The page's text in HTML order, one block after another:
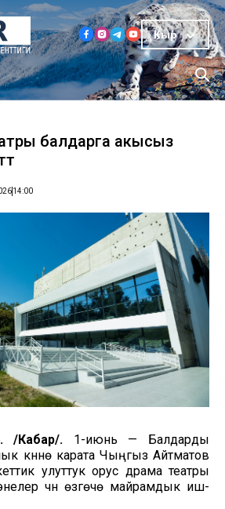
Кыр
балдарга акысыз
14:00
/Кабар/. 1-июнь — Балдарды
күнүнө карата Чыңгыз Айтматов
улуттук орус драма театры
үчүн өзгөчө майрамдык иш-